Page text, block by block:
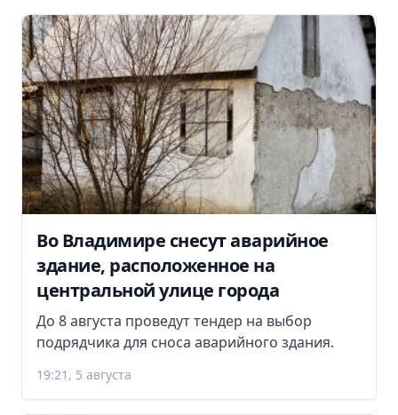
Во Владимире снесут аварийное
здание, расположенное на
центральной улице города
До 8 августа проведут тендер на выбор
подрядчика для сноса аварийного здания.
19:21, 5 августа